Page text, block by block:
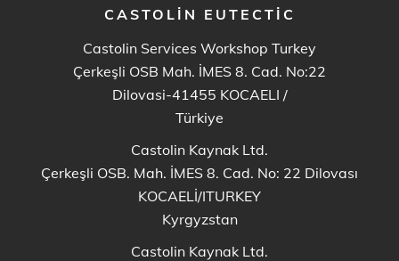
CASTOLIN EUTECTIC
Castolin Services Workshop Turkey
Çerkeşli OSB Mah. İMES 8. Cad. No:22
Dilovasi-41455 KOCAELI /
Türkiye
Castolin Kaynak Ltd.
Çerkeşli OSB. Mah. İMES 8. Cad. No: 22 Dilovası
KOCAELİ/ITURKEY
Kyrgyzstan
Castolin Kaynak Ltd.